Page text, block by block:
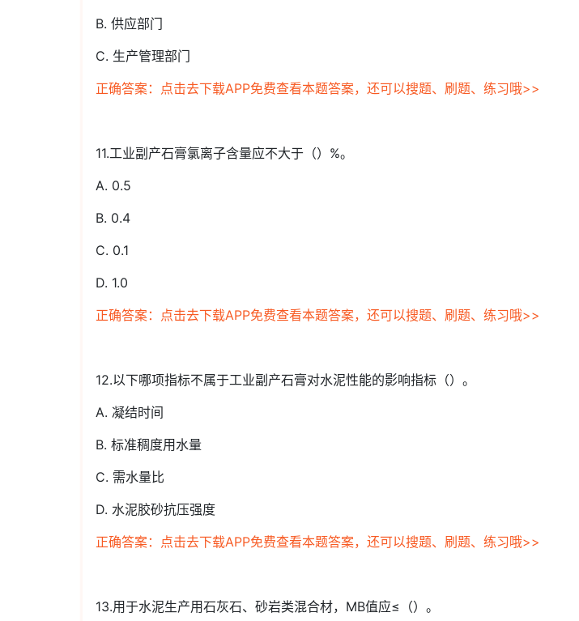
B. 供应部门
C. 生产管理部门
正确答案：点击去下载APP免费查看本题答案，还可以搜题、刷题、练习哦>>
11.工业副产石膏氯离子含量应不大于（）%。
A. 0.5
B. 0.4
C. 0.1
D. 1.0
正确答案：点击去下载APP免费查看本题答案，还可以搜题、刷题、练习哦>>
12.以下哪项指标不属于工业副产石膏对水泥性能的影响指标（）。
A. 凝结时间
B. 标准稠度用水量
C. 需水量比
D. 水泥胶砂抗压强度
正确答案：点击去下载APP免费查看本题答案，还可以搜题、刷题、练习哦>>
13.用于水泥生产用石灰石、砂岩类混合材，MB值应≤（）。